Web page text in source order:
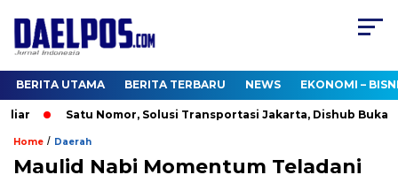
BERITA UTAMA BERITA TERBARU NEWS EKONOMI –
Satu Nomor, Solusi Transportasi Jakarta, Dishub Buka Call
Home / Daerah
Maulid Nabi Momentum Teladani